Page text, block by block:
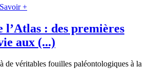
+
l’Atlas : des premières
aux (...)
de véritables fouilles paléontologiques à la